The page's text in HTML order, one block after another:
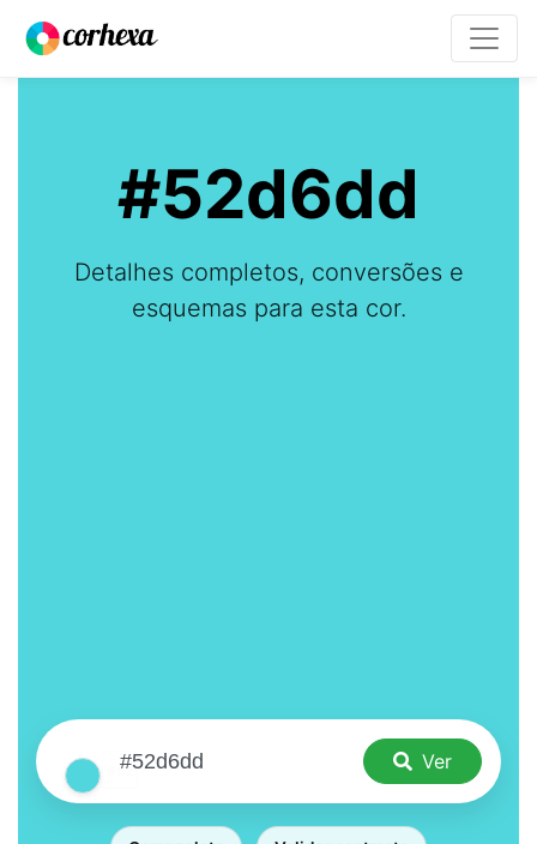
#52d6dd
Detalhes completos, conversões e
esquemas para esta cor.
Ver